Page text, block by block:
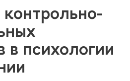
контрольно-
в психологии